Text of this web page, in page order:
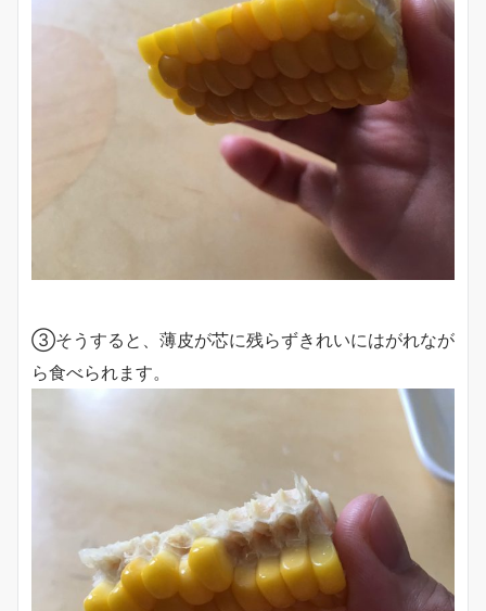
③そうすると、薄皮が芯に残らずきれいにはがれなが
ら食べられます。